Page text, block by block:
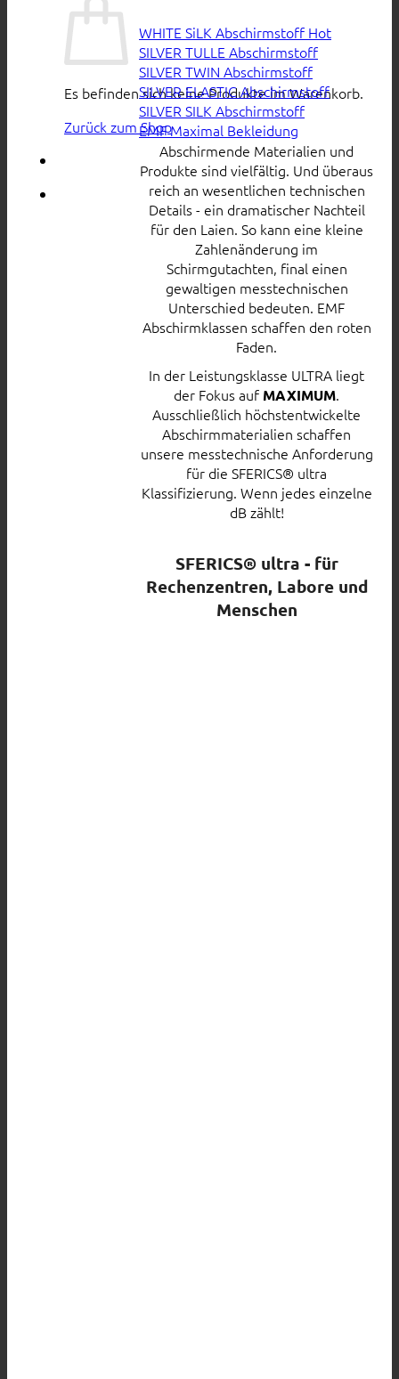
Es befinden sich keine Produkte im Warenkorb.
Zurück zum Shop
WHITE SiLK Abschirmstoff
SILVER TULLE Abschirmstoff
SILVER TWIN Abschirmstoff
SILVER ELASTIC Abschirmstoff
SILVER SILK Abschirmstoff
EMF Maximal Bekleidung
Abschirmende Materialien und
Produkte sind vielfältig. Und überaus
reich an wesentlichen technischen
Details - ein dramatischer Nachteil
für den Laien. So kann eine kleine
Zahlenänderung im
Schirmgutachten, final einen
gewaltigen messtechnischen
Unterschied bedeuten. EMF
Abschirmklassen schaffen den roten
Faden.
In der Leistungsklasse ULTRA liegt
der Fokus auf MAXIMUM.
Ausschließlich höchstentwickelte
Abschirmmaterialien schaffen
unsere messtechnische Anforderung
für die SFERICS® ultra
Klassifizierung. Wenn jedes einzelne
dB zählt!
SFERICS® ultra - für
Rechenzentren, Labore und
Menschen